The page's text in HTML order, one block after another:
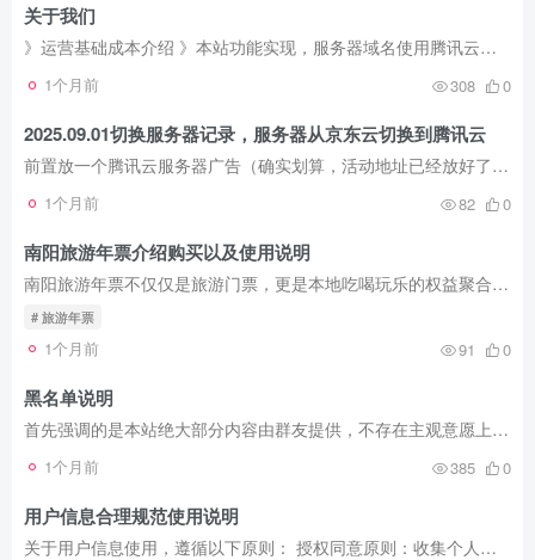
关于我们
》运营基础成本介绍 》本站功能实现，服务器域名使用腾讯云，程序使用wordpress，主题使用子比主题，由于切换服务商备案信息重审没有变化，就不更新京东这张备案图片了。 工商执照注册号/统一社...
1个月前 308 0
2025.09.01切换服务器记录，服务器从京东云切换到腾讯云
前置放一个腾讯云服务器广告（确实划算，活动地址已经放好了）： 》2h4g5m到手168一年【第一个组合购选择245配置的，然后就能看到168一年，如果你额外有会员券20或者30能再减，但是应该修了这个...
1个月前 82 0
南阳旅游年票介绍购买以及使用说明
南阳旅游年票不仅仅是旅游门票，更是本地吃喝玩乐的权益聚合产品，如果景区距离自己家比较近，那就非常非常建议购买使用，实际就相当于把景区变成自己家的后花园，年票的费用不过就是每年管理费...
# 旅游年票
1个月前 91 0
黑名单说明
首先强调的是本站绝大部分内容由群友提供，不存在主观意愿上的虚假，但是不排除存在一定的概率信息更新不及时产生的信息错误，由于无法也不能完成信息真实性验证，所以需要自主辨别。 对于无法...
1个月前 385 0
用户信息合理规范使用说明
关于用户信息使用，遵循以下原则： 授权同意原则：收集个人信息应向个人信息主体告知收集、使用个人信息的目的、方式和范围等规则，并获得个人信息主体的授权同意。自主选择原则：当产品或服务...